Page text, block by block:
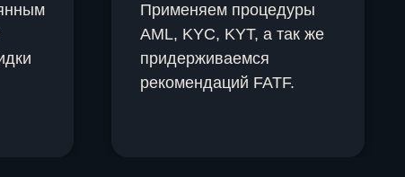
Применяем процедуры
AML, KYC, KYT, а так же
придерживаемся
рекомендаций FATF.